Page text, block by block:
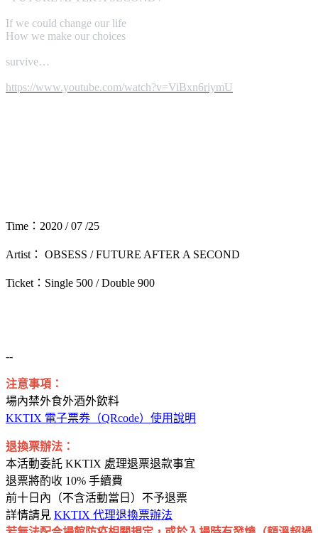
If we could change our life
How we make our choices
survive…
https://www.youtube.com/watch?v=ViBxn6riymU
Time：2020 / 07 /25
Artist： OBSESS / FUTURE AFTER A SECOND
Ticket：Single 500 / Double 900
--
注意事項：
場內禁外食外酒外飲料
KKTIX 電子票券（QRcode）使用說明
退換票辦法：
本活動委託 KKTIX 處理退票退款事宜
退票將酌收 10% 手續費
前十日內（不含活動當日）不予退票
詳情請見 KKTIX 代理退換票辦法